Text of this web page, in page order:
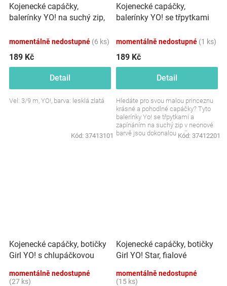
Kojenecké capáčky,
balerínky YO! na suchý zip,
momentálně nedostupné (6 ks)
189 Kč
Detail
Vel: 3/9 m, YO!, barva: lesklá zlatá
Kód: 37413101
Kojenecké capáčky,
balerínky YO! se třpytkami
momentálně nedostupné (1 ks)
189 Kč
Detail
Hledáte pro svou malou princeznu
krásné a pohodlné capáčky? Tyto
balerínky Yo! se třpytkami a
zapínáním na suchý zip v neonové
barvě jsou dokonalou volbou.
Kód: 37412201
Kojenecké capáčky, botičky
Girl YO! s chlupáčkovou
momentálně nedostupné
(27 ks)
Kojenecké capáčky, botičky
Girl YO! Star, fialové
momentálně nedostupné
(15 ks)